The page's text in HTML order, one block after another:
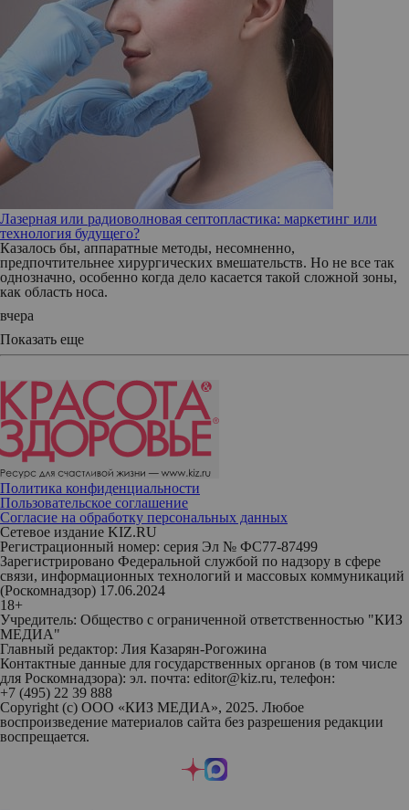
Лазерная или радиоволновая септопластика: маркетинг или
технология будущего?
Казалось бы, аппаратные методы, несомненно,
предпочтительнее хирургических вмешательств. Но не все так
однозначно, особенно когда дело касается такой сложной зоны,
как область носа.
вчера
Показать еще
Политика конфиденциальности
Пользовательское соглашение
Согласие на обработку персональных данных
Сетевое издание KIZ.RU
Регистрационный номер: серия Эл № ФС77-87499
Зарегистрировано Федеральной службой по надзору в сфере
связи, информационных технологий и массовых коммуникаций
(Роскомнадзор) 17.06.2024
18+
Учредитель: Общество с ограниченной ответственностью "КИЗ
МЕДИА"
Главный редактор: Лия Казарян-Рогожина
Контактные данные для государственных органов (в том числе
для Роскомнадзора): эл. почта: editor@kiz.ru, телефон:
+7 (495) 22 39 888
Copyright (с) ООО «КИЗ МЕДИА», 2025. Любое
воспроизведение материалов сайта без разрешения редакции
воспрещается.